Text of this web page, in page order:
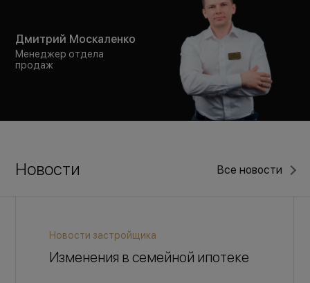
Дмитрий Москаленко
Менеджер отдела
продаж
Новости Все новости
Новости застройщика
Изменения в семейной ипотеке